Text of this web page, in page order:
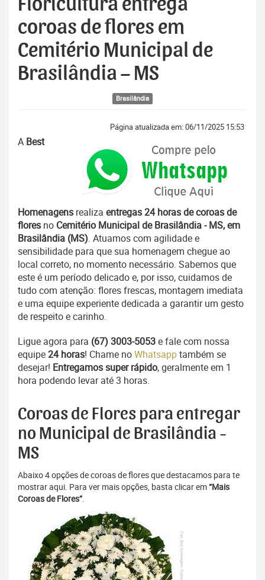
Floricultura entrega
coroas de flores em
Cemitério Municipal de
Brasilândia – MS
Brasilândia
Página atualizada em: 06/11/2025 15:53
A Best
Homenagens realiza entregas 24 horas de coroas de
flores no Cemitério Municipal de Brasilândia - MS, em
Brasilândia (MS). Atuamos com agilidade e
sensibilidade para que sua homenagem chegue ao
local correto, no momento necessário. Sabemos que
este é um período delicado e, por isso, cuidamos de
tudo com atenção: flores frescas, montagem imediata
e uma equipe experiente dedicada a garantir um gesto
de respeito e carinho.
Ligue agora para (67) 3003-5053e fale com nossa
equipe24 horas! Chame noWhatsapptambém se
desejar! Entregamos super rápido, geralmente em 1
hora podendo levar até 3 horas.
Coroas de Flores para entregar
no Municipal de Brasilândia -
MS
Abaixo 4 opções de coroas de flores que destacamos para te
mostrar aqui. Para ver mais opções, basta clicar em“Mais
Coroas de Flores”.